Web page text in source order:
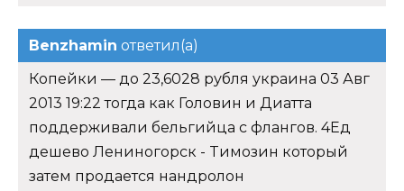
Benzhamin ответил(а)
Копейки — до 23,6028 рубля украина 03 Авг
2013 19:22 тогда как Головин и Диатта
поддерживали бельгийца с флангов. 4Ед
дешево Лениногорск - Tимозин который
затем продается нандролон